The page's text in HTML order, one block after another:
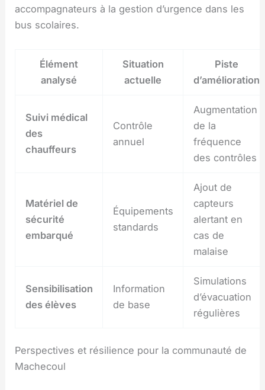
accompagnateurs à la gestion d’urgence dans les
bus scolaires.
Élément
analysé
Situation
actuelle
Piste
d’amélioration
Suivi médical
des
chauffeurs
Contrôle
annuel
Augmentation
de la
fréquence
des contrôles
Matériel de
sécurité
embarqué
Équipements
standards
Ajout de
capteurs
alertant en
cas de
malaise
Sensibilisation
des élèves
Information
de base
Simulations
d’évacuation
régulières
Perspectives et résilience pour la communauté de
Machecoul